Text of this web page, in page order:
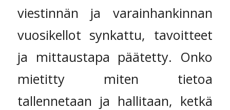
viestinnän ja varainhankinnan
vuosikellot synkattu, tavoitteet
ja mittaustapa päätetty. Onko
mietitty miten tietoa
tallennetaan ja hallitaan, ketkä